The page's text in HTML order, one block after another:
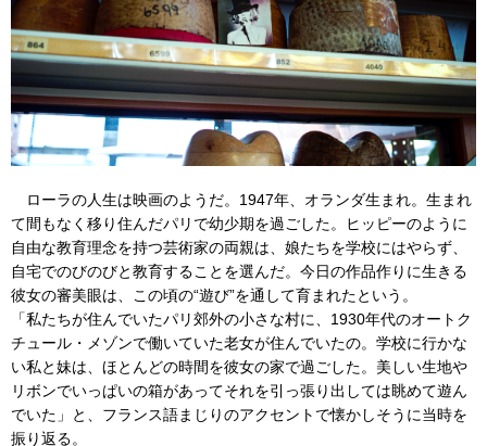
ローラの人生は映画のようだ。1947年、オランダ生まれ。生まれ
て間もなく移り住んだパリで幼少期を過ごした。ヒッピーのように
自由な教育理念を持つ芸術家の両親は、娘たちを学校にはやらず、
自宅でのびのびと教育することを選んだ。今日の作品作りに生きる
彼女の審美眼は、この頃の“遊び”を通して育まれたという。
「私たちが住んでいたパリ郊外の小さな村に、1930年代のオートク
チュール・メゾンで働いていた老女が住んでいたの。学校に行かな
い私と妹は、ほとんどの時間を彼女の家で過ごした。美しい生地や
リボンでいっぱいの箱があってそれを引っ張り出しては眺めて遊ん
でいた」と、フランス語まじりのアクセントで懐かしそうに当時を
振り返る。